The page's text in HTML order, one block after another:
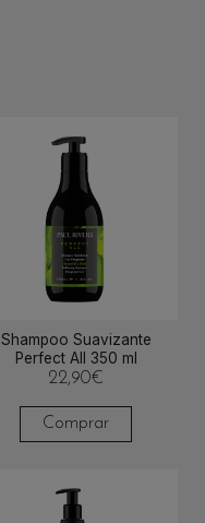
Shampoo Suavizante
Perfect All 350 ml
22,90€
Comprar